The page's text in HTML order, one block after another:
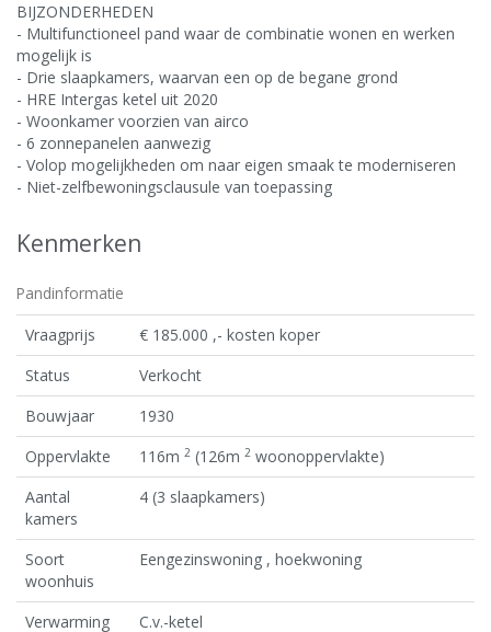
BIJZONDERHEDEN
- Multifunctioneel pand waar de combinatie wonen en werken
mogelijk is
- Drie slaapkamers, waarvan een op de begane grond
- HRE Intergas ketel uit 2020
- Woonkamer voorzien van airco
- 6 zonnepanelen aanwezig
- Volop mogelijkheden om naar eigen smaak te moderniseren
- Niet-zelfbewoningsclausule van toepassing
Kenmerken
Pandinformatie
Vraagprijs
€ 185.000 ,- kosten koper
Status
Verkocht
Bouwjaar
1930
Oppervlakte
116m 2 (126m 2 woonoppervlakte)
Aantal
kamers
4 (3 slaapkamers)
Soort
woonhuis
Eengezinswoning , hoekwoning
Verwarming C.v.-ketel